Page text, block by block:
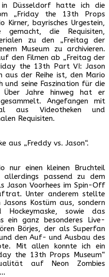
Düsseldorf hatte ich die
„Friday the 13th Props
Kirner, bayrisches Urgestein,
die Requisiten,
zu den „Freitag der
Museum zu archivieren.
den Filmen ab „Freitag der
the 13th Part VI: Jason
aus der Reihe ist, den Mario
und seine Faszination für die
Über Jahre hinweg hat er
Angefangen mit
aus Videotheken und
Requisiten.
aus „Freddy vs. Jason“.
nur einen kleinen Bruchteil
passend zu dem
Jason Voorhees im Spin-Off
Unter anderem stellte
Kostüm aus, sondern
sowie das
ein ganz besonderes Live-
Börjes, der als Superfan
den Auf- und Ausbau des
Mit allen konnte ich ein
the 13th Props Museum“
auf Neon Zombies